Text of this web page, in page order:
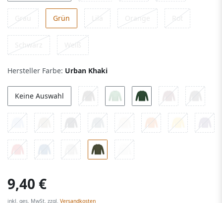
Grau Grün Lila Orange Rot
Schwarz Weiß
Hersteller Farbe: Urban Khaki
Keine Auswahl
9,40 €
inkl. ges. MwSt. zzgl. Versandkosten